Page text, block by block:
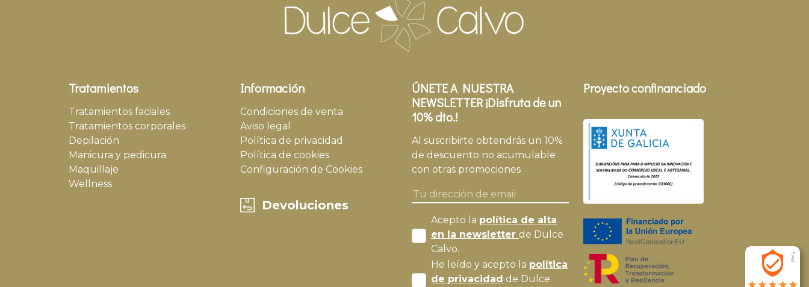
Tratamientos
Tratamientos faciales
Tratamientos corporales
Depilación
Manicura y pedicura
Maquillaje
Wellness
Información
Condiciones de venta
Aviso legal
Política de privacidad
Política de cookies
Configuración de Cookies
Devoluciones
ÚNETE A NUESTRA
NEWSLETTER ¡Disfruta de un
10% dto.!
Al suscribirte obtendrás un 10%
de descuento no acumulable
con otras promociones
Acepto la política de alta
en la newsletter de Dulce
Calvo.
He leído y acepto la política
de privacidad de Dulce
Proyecto confinanciado